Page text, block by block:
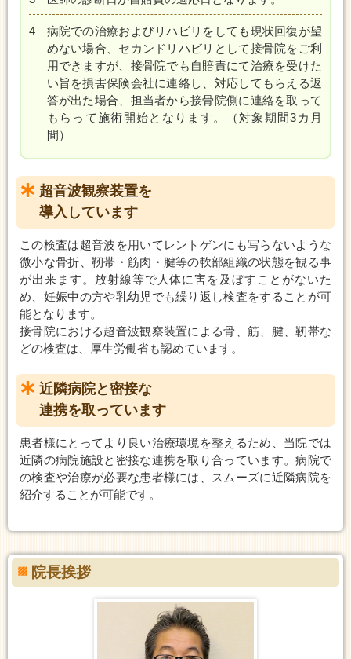
4
病院での治療およびリハビリをしても現状回復が望
めない場合、セカンドリハビリとして接骨院をご利
用できますが、接骨院でも自賠責にて治療を受けた
い旨を損害保険会社に連絡し、対応してもらえる返
答が出た場合、担当者から接骨院側に連絡を取って
もらって施術開始となります。（対象期間3カ月
間）
超音波観察装置を
導入しています
この検査は超音波を用いてレントゲンにも写らないような
微小な骨折、靭帯・筋肉・腱等の軟部組織の状態を観る事
が出来ます。放射線等で人体に害を及ぼすことがないた
め、妊娠中の方や乳幼児でも繰り返し検査をすることが可
能となります。
接骨院における超音波観察装置による骨、筋、腱、靭帯な
どの検査は、厚生労働省も認めています。
近隣病院と密接な
連携を取っています
患者様にとってより良い治療環境を整えるため、当院では
近隣の病院施設と密接な連携を取り合っています。病院で
の検査や治療が必要な患者様には、スムーズに近隣病院を
紹介することが可能です。
院長挨拶